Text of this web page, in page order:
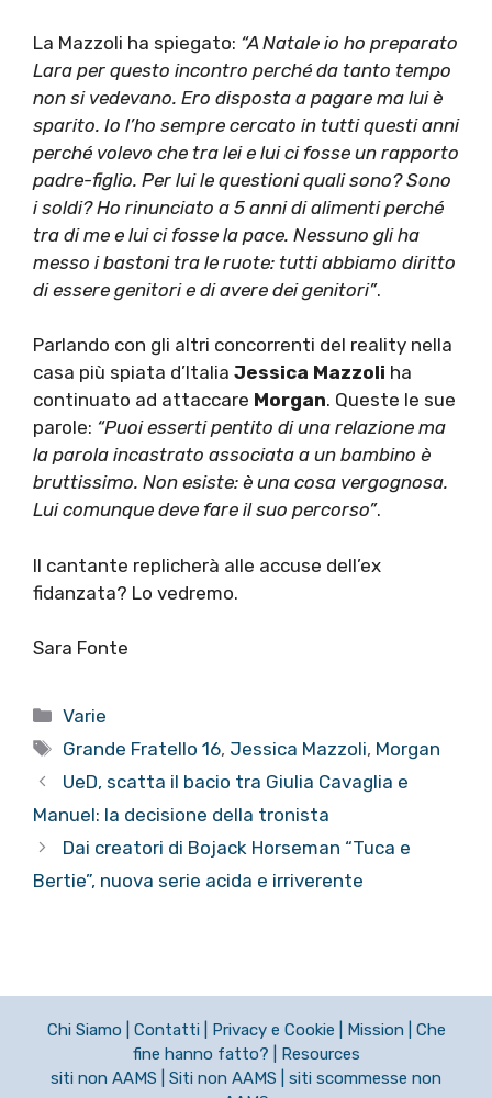
La Mazzoli ha spiegato: “A Natale io ho preparato
Lara per questo incontro perché da tanto tempo
non si vedevano. Ero disposta a pagare ma lui è
sparito. Io l’ho sempre cercato in tutti questi anni
perché volevo che tra lei e lui ci fosse un rapporto
padre-figlio. Per lui le questioni quali sono? Sono
i soldi? Ho rinunciato a 5 anni di alimenti perché
tra di me e lui ci fosse la pace. Nessuno gli ha
messo i bastoni tra le ruote: tutti abbiamo diritto
di essere genitori e di avere dei genitori”.
Parlando con gli altri concorrenti del reality nella
casa più spiata d’Italia Jessica Mazzoli ha
continuato ad attaccare Morgan. Queste le sue
parole: “Puoi esserti pentito di una relazione ma
la parola incastrato associata a un bambino è
bruttissimo. Non esiste: è una cosa vergognosa.
Lui comunque deve fare il suo percorso”.
Il cantante replicherà alle accuse dell’ex
fidanzata? Lo vedremo.
Sara Fonte
Categorie
Varie
Tag
Grande Fratello 16, Jessica Mazzoli, Morgan
UeD, scatta il bacio tra Giulia Cavaglia e
Manuel: la decisione della tronista
Dai creatori di Bojack Horseman “Tuca e
Bertie”, nuova serie acida e irriverente
Chi Siamo Contatti Privacy e Cookie Mission
Che
fine hanno fatto?
Resources
siti non AAMS
Siti non AAMS
siti scommesse non